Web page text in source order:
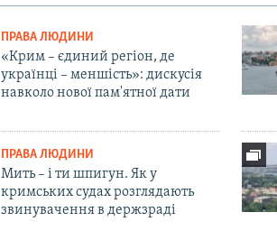
ПРАВА ЛЮДИНИ
«Крим – єдиний регіон, де
українці – меншість»: дискусія
навколо нової пам'ятної дати
ПРАВА ЛЮДИНИ
Мить – і ти шпигун. Як у
кримських судах розглядають
звинувачення в держзраді